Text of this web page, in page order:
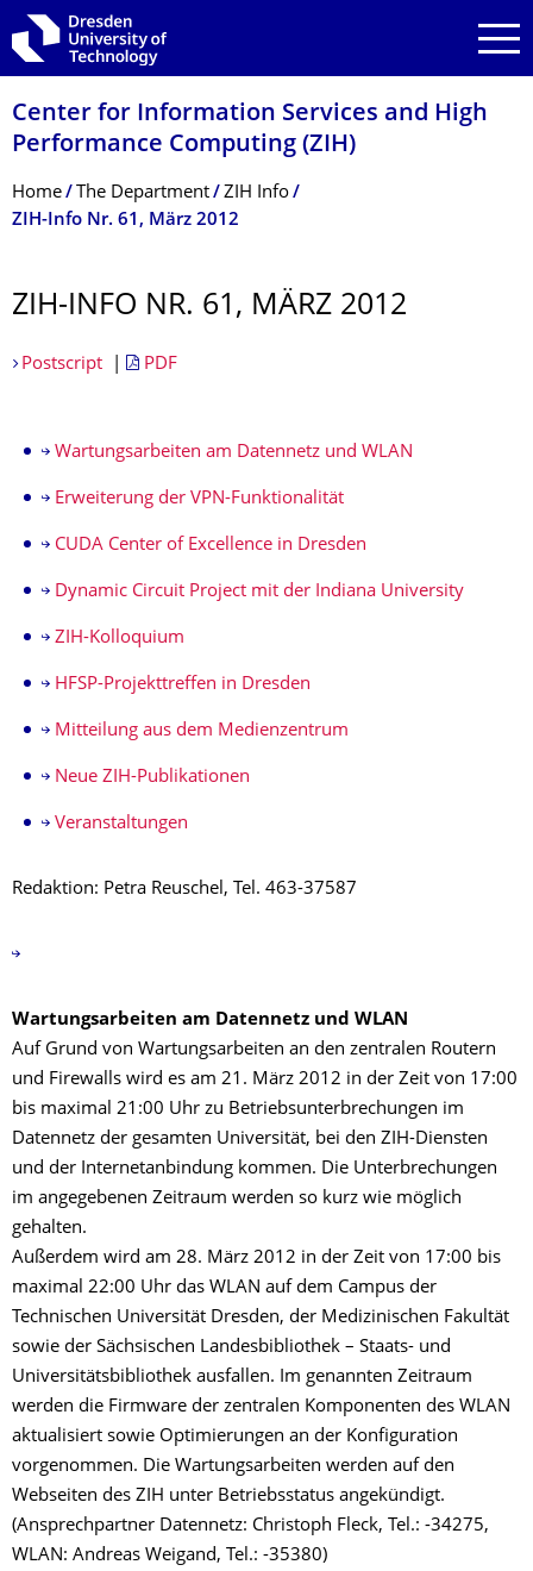
Skip to main navigation
Skip to search
Skip to content
Center for Information Services and High
Performance Computing (ZIH)
Breadcrumb Menu
Home The Department
ZIH Info
ZIH-Info Nr. 61, März 2012
ZIH-INFO NR. 61, MÄRZ 2012
Postscript| PDF
Wartungsarbeiten am Datennetz und WLAN
Erweiterung der VPN-Funktionalität
CUDA Center of Excellence in Dresden
Dynamic Circuit Project mit der Indiana University
ZIH-Kolloquium
HFSP-Projekttreffen in Dresden
Mitteilung aus dem Medienzentrum
Neue ZIH-Publikationen
Veranstaltungen
Redaktion: Petra Reuschel, Tel. 463-37587
Wartungsarbeiten am Datennetz und WLAN
Auf Grund von Wartungsarbeiten an den zentralen Routern
und Firewalls wird es am 21. März 2012 in der Zeit von 17:00
bis maximal 21:00 Uhr zu Betriebsunterbrechungen im
Datennetz der gesamten Universität, bei den ZIH-Diensten
und der Internetanbindung kommen. Die Unterbrechungen
im angegebenen Zeitraum werden so kurz wie möglich
gehalten.
Außerdem wird am 28. März 2012 in der Zeit von 17:00 bis
maximal 22:00 Uhr das WLAN auf dem Campus der
Technischen Universität Dresden, der Medizinischen Fakultät
sowie der Sächsischen Landesbibliothek – Staats- und
Universitätsbibliothek ausfallen. Im genannten Zeitraum
werden die Firmware der zentralen Komponenten des WLAN
aktualisiert sowie Optimierungen an der Konfiguration
vorgenommen. Die Wartungsarbeiten werden auf den
Webseiten des ZIH unter Betriebsstatus angekündigt.
(Ansprechpartner Datennetz: Christoph Fleck, Tel.: -34275,
WLAN: Andreas Weigand, Tel.: -35380)